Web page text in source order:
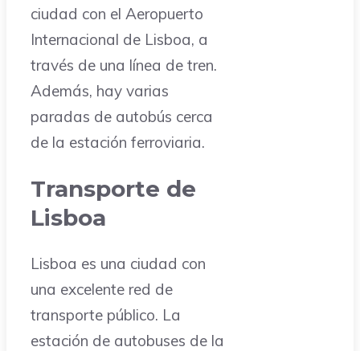
ciudad con el Aeropuerto
Internacional de Lisboa, a
través de una línea de tren.
Además, hay varias
paradas de autobús cerca
de la estación ferroviaria.
Transporte de
Lisboa
Lisboa es una ciudad con
una excelente red de
transporte público. La
estación de autobuses de la